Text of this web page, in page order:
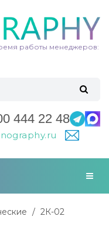
работы менеджеров:
444 22 48
2К-02